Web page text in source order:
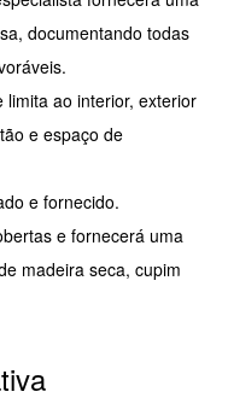
documentando todas
limita ao interior, exterior
e espaço de
e fornecido.
e fornecerá uma
madeira seca, cupim